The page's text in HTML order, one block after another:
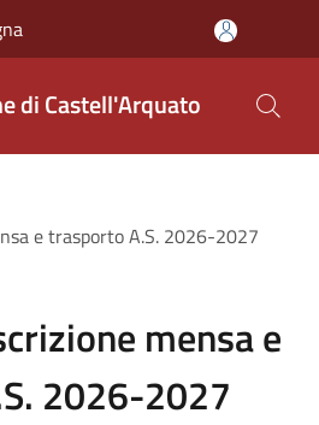
di Castell'Arquato
e trasporto A.S. 2026-2027
mensa e
2026-2027